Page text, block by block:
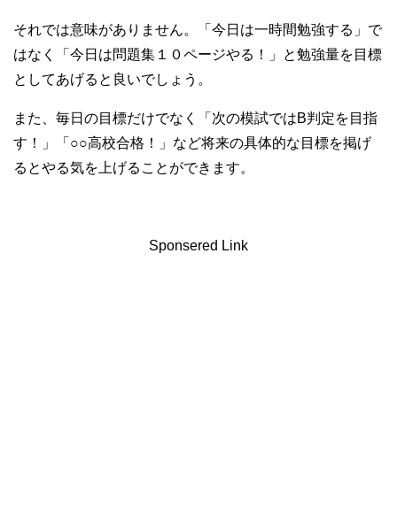
それでは意味がありません。「今日は一時間勉強する」で
はなく「今日は問題集１０ページやる！」と勉強量を目標
としてあげると良いでしょう。
また、毎日の目標だけでなく「次の模試ではB判定を目指
す！」「○○高校合格！」など将来の具体的な目標を掲げ
るとやる気を上げることができます。
Sponsered Link